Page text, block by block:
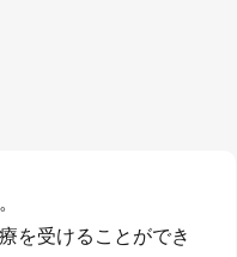
を受けることができ